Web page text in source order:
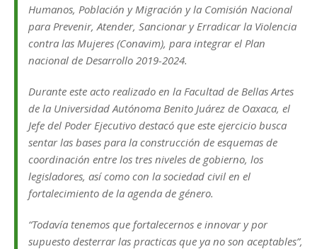
Humanos, Población y Migración y la Comisión Nacional
para Prevenir, Atender, Sancionar y Erradicar la Violencia
contra las Mujeres (Conavim), para integrar el Plan
nacional de Desarrollo 2019-2024.
Durante este acto realizado en la Facultad de Bellas Artes
de la Universidad Autónoma Benito Juárez de Oaxaca, el
Jefe del Poder Ejecutivo destacó que este ejercicio busca
sentar las bases para la construcción de esquemas de
coordinación entre los tres niveles de gobierno, los
legisladores, así como con la sociedad civil en el
fortalecimiento de la agenda de género.
“Todavía tenemos que fortalecernos e innovar y por
supuesto desterrar las practicas que ya no son aceptables”,